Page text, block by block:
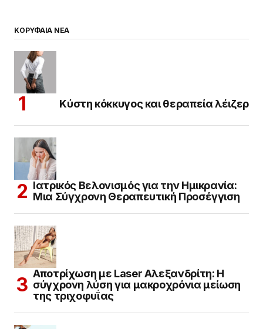
ΚΟΡΥΦΑΙΑ ΝΕΑ
Κύστη κόκκυγος και θεραπεία λέιζερ
Ιατρικός Βελονισμός για την Ημικρανία:
Μια Σύγχρονη Θεραπευτική Προσέγγιση
Αποτρίχωση με Laser Αλεξανδρίτη: Η
σύγχρονη λύση για μακροχρόνια μείωση
της τριχοφυΐας